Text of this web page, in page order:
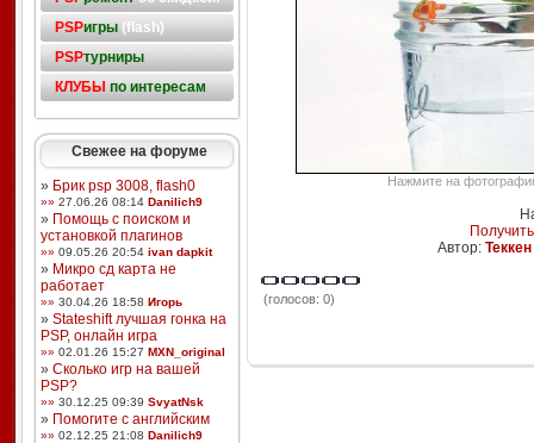
PSPигры(flash)
PSPтурниры
КЛУБЫ по интересам
Свежее на форуме
» Брик psp 3008, flash0
»» 27.06.26 08:14 Danilich9
» Помощь с поиском и
установкой плагинов
»» 09.05.26 20:54 ivan dapkit
» Микро сд карта не
работает
»» 30.04.26 18:58 Игорь
» Stateshift лучшая гонка на
PSP, онлайн игра
»» 02.01.26 15:27 MXN_original
» Сколько игр на вашей
PSP?
»» 30.12.25 09:39 SvyatNsk
» Помогите с английским
»» 02.12.25 21:08 Danilich9
Нажмите на
Автор: Теккен
(голосов: 0)